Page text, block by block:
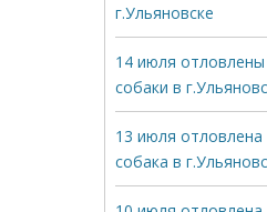
г.Ульяновске
14 июля
собаки в
13 июля отловлена
собака в